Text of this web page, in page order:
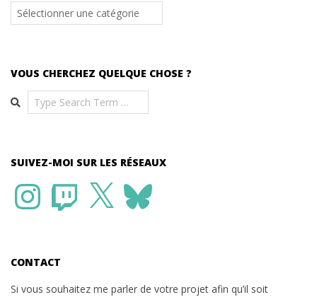
Filtrez
vos
VOUS CHERCHEZ QUELQUE CHOSE ?
Search
SUIVEZ-MOI SUR LES RÉSEAUX
InstagramTwitch Bluesky
CONTACT
Si vous souhaitez me parler de votre projet afin qu’il soit